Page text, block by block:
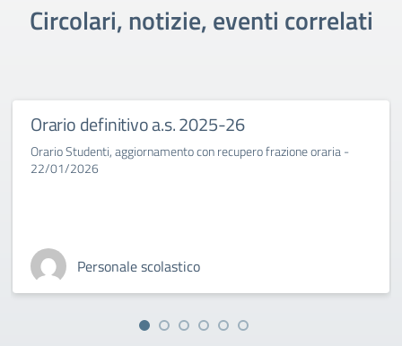
Circolari, notizie, eventi correlati
Orario definitivo a.s. 2025-26
Orario Studenti, aggiornamento con recupero frazione oraria -
22/01/2026
Personale scolastico